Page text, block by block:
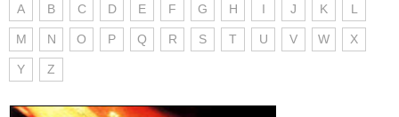
A B C D E F G H I J K L
M N O P Q R S T U V W X
Y Z